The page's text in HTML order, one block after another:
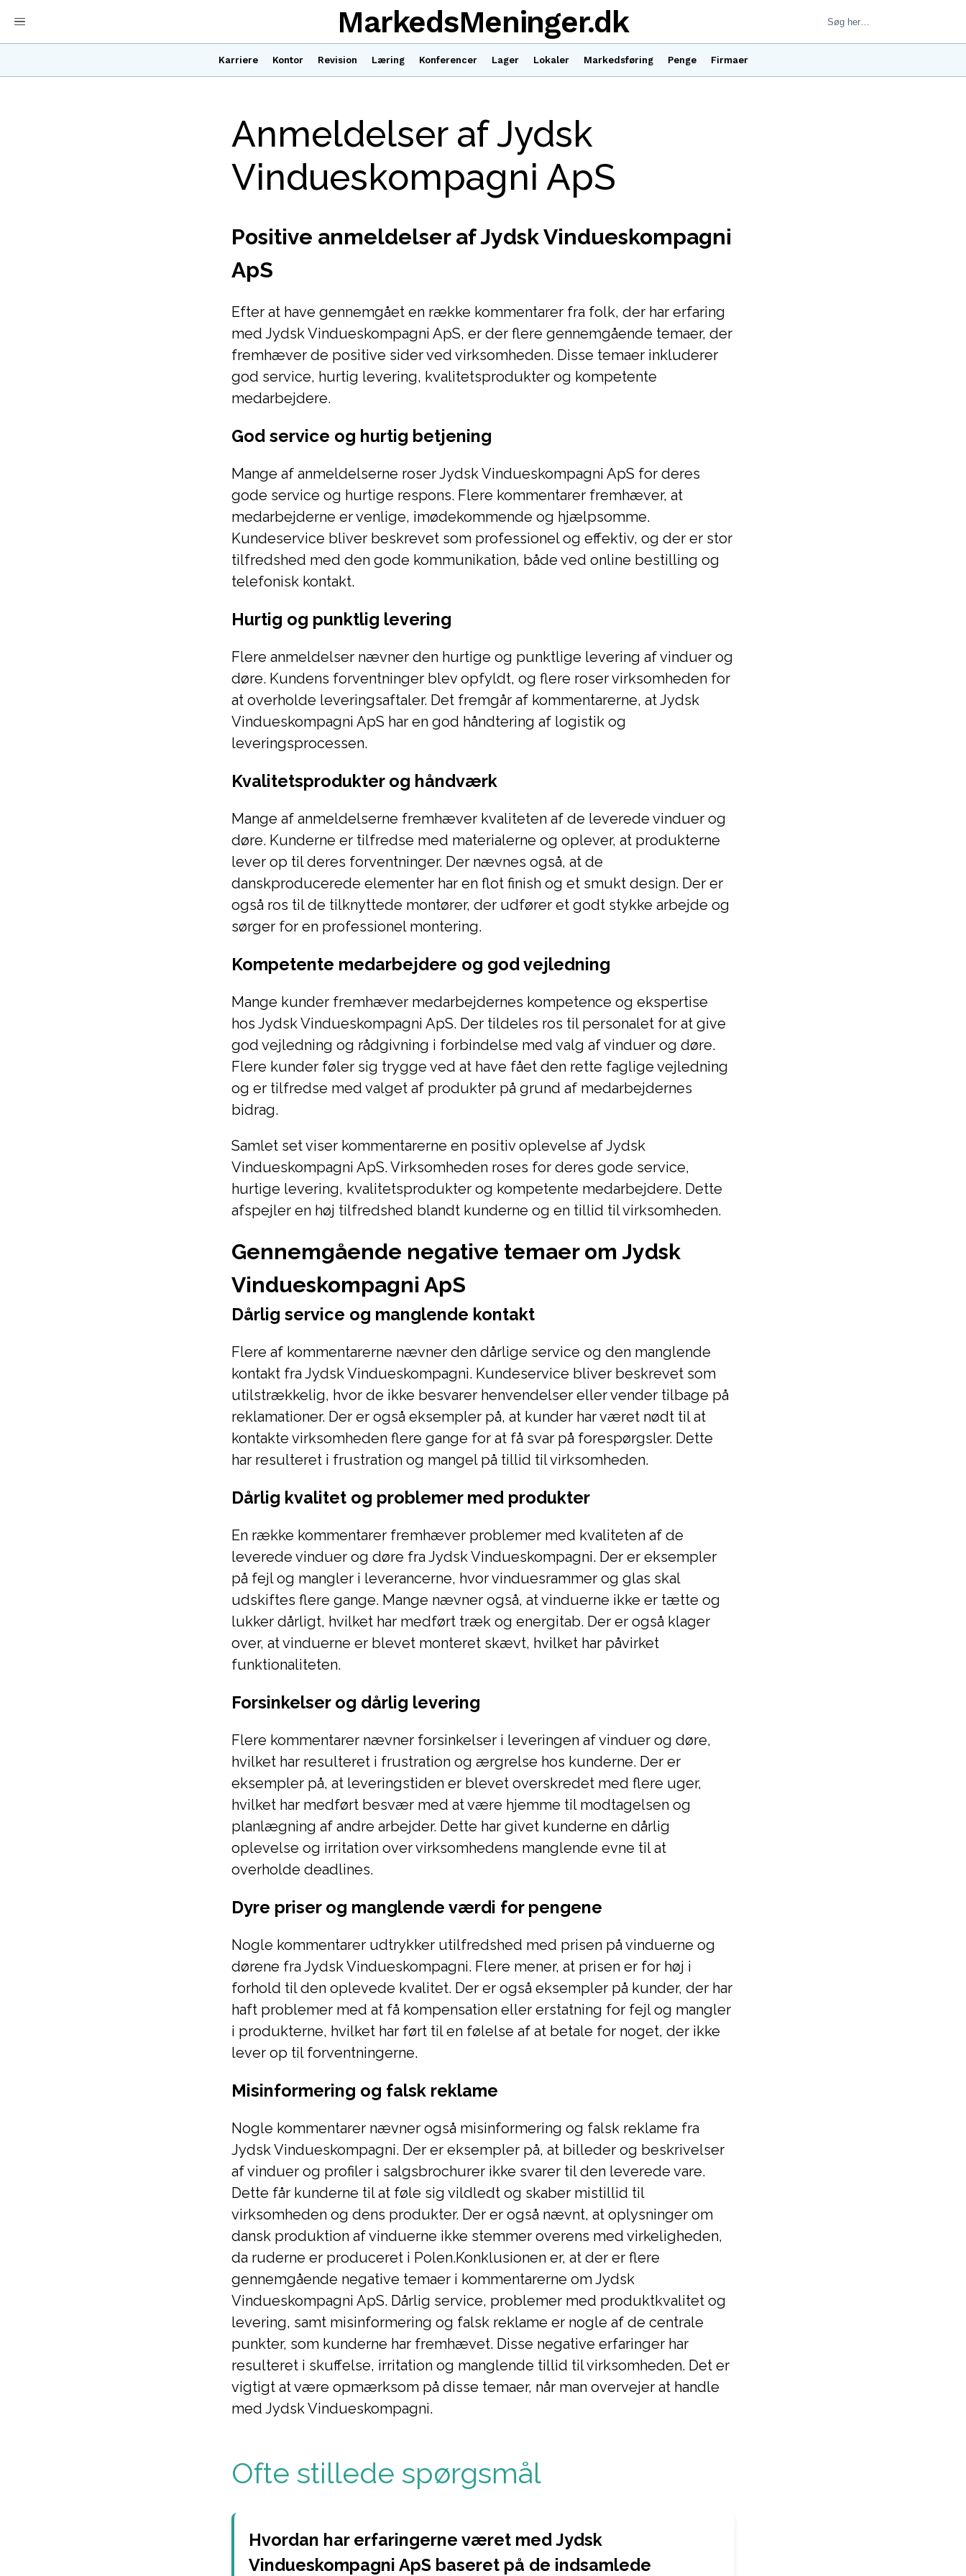
Karriere Kontor Revision Læring Konferencer Lager Lokaler Markedsføring Penge Firmaer
MarkedsMeninger.dk
Anmeldelser af Jydsk
Vindueskompagni ApS
Positive anmeldelser af Jydsk Vindueskompagni
ApS
Efter at have gennemgået en række kommentarer fra folk, der har erfaring
med Jydsk Vindueskompagni ApS, er der flere gennemgående temaer, der
fremhæver de positive sider ved virksomheden. Disse temaer inkluderer
god service, hurtig levering, kvalitetsprodukter og kompetente
medarbejdere.
God service og hurtig betjening
Mange af anmeldelserne roser Jydsk Vindueskompagni ApS for deres
gode service og hurtige respons. Flere kommentarer fremhæver, at
medarbejderne er venlige, imødekommende og hjælpsomme.
Kundeservice bliver beskrevet som professionel og effektiv, og der er stor
tilfredshed med den gode kommunikation, både ved online bestilling og
telefonisk kontakt.
Hurtig og punktlig levering
Flere anmeldelser nævner den hurtige og punktlige levering af vinduer og
døre. Kundens forventninger blev opfyldt, og flere roser virksomheden for
at overholde leveringsaftaler. Det fremgår af kommentarerne, at Jydsk
Vindueskompagni ApS har en god håndtering af logistik og
leveringsprocessen.
Kvalitetsprodukter og håndværk
Mange af anmeldelserne fremhæver kvaliteten af de leverede vinduer og
døre. Kunderne er tilfredse med materialerne og oplever, at produkterne
lever op til deres forventninger. Der nævnes også, at de
danskproducerede elementer har en flot finish og et smukt design. Der er
også ros til de tilknyttede montører, der udfører et godt stykke arbejde og
sørger for en professionel montering.
Kompetente medarbejdere og god vejledning
Mange kunder fremhæver medarbejdernes kompetence og ekspertise
hos Jydsk Vindueskompagni ApS. Der tildeles ros til personalet for at give
god vejledning og rådgivning i forbindelse med valg af vinduer og døre.
Flere kunder føler sig trygge ved at have fået den rette faglige vejledning
og er tilfredse med valget af produkter på grund af medarbejdernes
bidrag.
Samlet set viser kommentarerne en positiv oplevelse af Jydsk
Vindueskompagni ApS. Virksomheden roses for deres gode service,
hurtige levering, kvalitetsprodukter og kompetente medarbejdere. Dette
afspejler en høj tilfredshed blandt kunderne og en tillid til virksomheden.
Gennemgående negative temaer om Jydsk
Vindueskompagni ApS
Dårlig service og manglende kontakt
Flere af kommentarerne nævner den dårlige service og den manglende
kontakt fra Jydsk Vindueskompagni. Kundeservice bliver beskrevet som
utilstrækkelig, hvor de ikke besvarer henvendelser eller vender tilbage på
reklamationer. Der er også eksempler på, at kunder har været nødt til at
kontakte virksomheden flere gange for at få svar på forespørgsler. Dette
har resulteret i frustration og mangel på tillid til virksomheden.
Dårlig kvalitet og problemer med produkter
En række kommentarer fremhæver problemer med kvaliteten af de
leverede vinduer og døre fra Jydsk Vindueskompagni. Der er eksempler
på fejl og mangler i leverancerne, hvor vinduesrammer og glas skal
udskiftes flere gange. Mange nævner også, at vinduerne ikke er tætte og
lukker dårligt, hvilket har medført træk og energitab. Der er også klager
over, at vinduerne er blevet monteret skævt, hvilket har påvirket
funktionaliteten.
Forsinkelser og dårlig levering
Flere kommentarer nævner forsinkelser i leveringen af vinduer og døre,
hvilket har resulteret i frustration og ærgrelse hos kunderne. Der er
eksempler på, at leveringstiden er blevet overskredet med flere uger,
hvilket har medført besvær med at være hjemme til modtagelsen og
planlægning af andre arbejder. Dette har givet kunderne en dårlig
oplevelse og irritation over virksomhedens manglende evne til at
overholde deadlines.
Dyre priser og manglende værdi for pengene
Nogle kommentarer udtrykker utilfredshed med prisen på vinduerne og
dørene fra Jydsk Vindueskompagni. Flere mener, at prisen er for høj i
forhold til den oplevede kvalitet. Der er også eksempler på kunder, der har
haft problemer med at få kompensation eller erstatning for fejl og mangler
i produkterne, hvilket har ført til en følelse af at betale for noget, der ikke
lever op til forventningerne.
Misinformering og falsk reklame
Nogle kommentarer nævner også misinformering og falsk reklame fra
Jydsk Vindueskompagni. Der er eksempler på, at billeder og beskrivelser
af vinduer og profiler i salgsbrochurer ikke svarer til den leverede vare.
Dette får kunderne til at føle sig vildledt og skaber mistillid til
virksomheden og dens produkter. Der er også nævnt, at oplysninger om
dansk produktion af vinduerne ikke stemmer overens med virkeligheden,
da ruderne er produceret i Polen.Konklusionen er, at der er flere
gennemgående negative temaer i kommentarerne om Jydsk
Vindueskompagni ApS. Dårlig service, problemer med produktkvalitet og
levering, samt misinformering og falsk reklame er nogle af de centrale
punkter, som kunderne har fremhævet. Disse negative erfaringer har
resulteret i skuffelse, irritation og manglende tillid til virksomheden. Det er
vigtigt at være opmærksom på disse temaer, når man overvejer at handle
med Jydsk Vindueskompagni.
Ofte stillede spørgsmål
Hvordan har erfaringerne været med Jydsk
Vindueskompagni ApS baseret på de indsamlede